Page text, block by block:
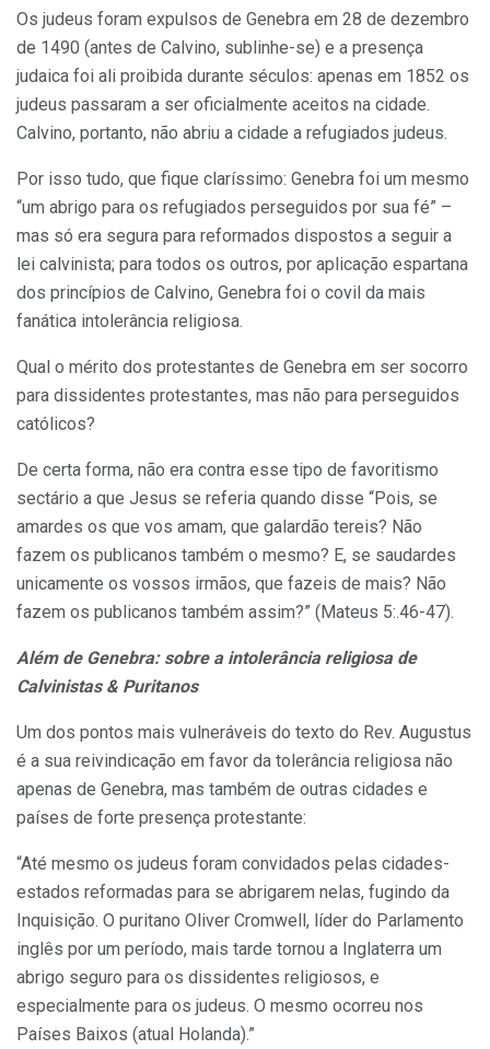
Os judeus foram expulsos de Genebra em 28 de dezembro
de 1490 (antes de Calvino, sublinhe-se) e a presença
judaica foi ali proibida durante séculos: apenas em 1852 os
judeus passaram a ser oficialmente aceitos na cidade.
Calvino, portanto, não abriu a cidade a refugiados judeus.
Por isso tudo, que fique claríssimo: Genebra foi um mesmo
“um abrigo para os refugiados perseguidos por sua fé” –
mas só era segura para reformados dispostos a seguir a
lei calvinista; para todos os outros, por aplicação espartana
dos princípios de Calvino, Genebra foi o covil da mais
fanática intolerância religiosa.
Qual o mérito dos protestantes de Genebra em ser socorro
para dissidentes protestantes, mas não para perseguidos
católicos?
De certa forma, não era contra esse tipo de favoritismo
sectário a que Jesus se referia quando disse “Pois, se
amardes os que vos amam, que galardão tereis? Não
fazem os publicanos também o mesmo? E, se saudardes
unicamente os vossos irmãos, que fazeis de mais? Não
fazem os publicanos também assim?” (Mateus 5:.46-47).
Além de Genebra: sobre a intolerância religiosa de
Calvinistas & Puritanos
Um dos pontos mais vulneráveis do texto do Rev. Augustus
é a sua reivindicação em favor da tolerância religiosa não
apenas de Genebra, mas também de outras cidades e
países de forte presença protestante:
“Até mesmo os judeus foram convidados pelas cidades-
estados reformadas para se abrigarem nelas, fugindo da
Inquisição. O puritano Oliver Cromwell, líder do Parlamento
inglês por um período, mais tarde tornou a Inglaterra um
abrigo seguro para os dissidentes religiosos, e
especialmente para os judeus. O mesmo ocorreu nos
Países Baixos (atual Holanda).”